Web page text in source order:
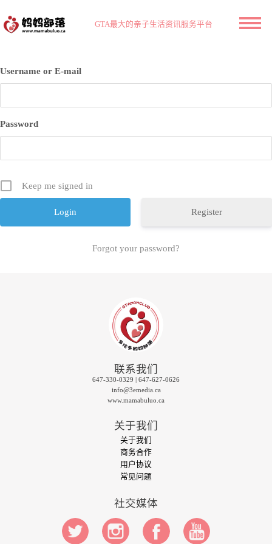
GTA最大的亲子生活资讯服务平台
Username or E-mail
Password
Keep me signed in
Register
Forgot your password?
联系我们
647-330-0329 | 647-627-0626
info@3emedia.ca
www.mamabuluo.ca
关于我们
关于我们
商务合作
用户协议
常见问题
社交媒体